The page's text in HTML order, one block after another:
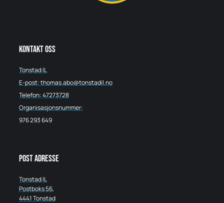
Kontakt oss
Tonstad IL
E-post: thomas.abo@tonstadil.no
Telefon: 47273728
Organisasjonsnummer:
976 293 649
Post adresse
Tonstad IL
Postboks 56,
4441 Tonstad